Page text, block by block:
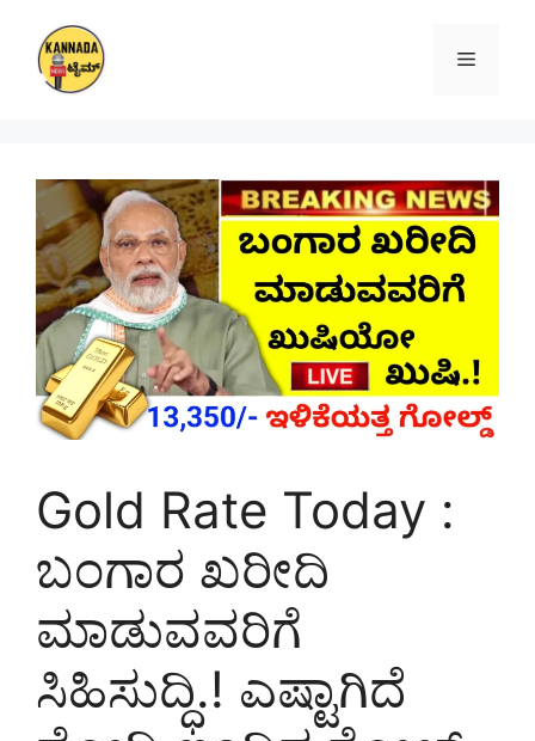
content
Menu
Gold Rate Today :
ಬಂಗಾರ ಖರೀದಿ
ಮಾಡುವವರಿಗೆ
ಸಿಹಿಸುದ್ಧಿ.! ಎಷ್ಟಾಗಿದೆ